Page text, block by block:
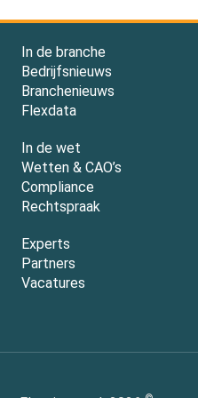
In de branche
Bedrijfsnieuws
Branchenieuws
Flexdata
In de wet
Wetten & CAO’s
Compliance
Rechtspraak
Experts
Partners
Vacatures